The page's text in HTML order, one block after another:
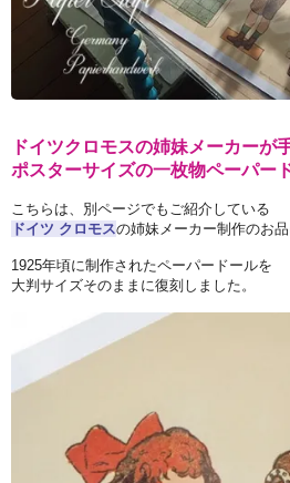
ドイツクロモスの姉妹メーカーが
ポスターサイズの一枚物ペーパー
こちらは、別ページでもご紹介している
ドイツ クロモスの姉妹メーカー制作のお品
1925年頃に制作されたペーパードールを
大判サイズそのままに復刻しました。